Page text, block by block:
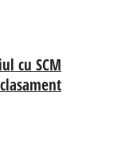
cu SCM